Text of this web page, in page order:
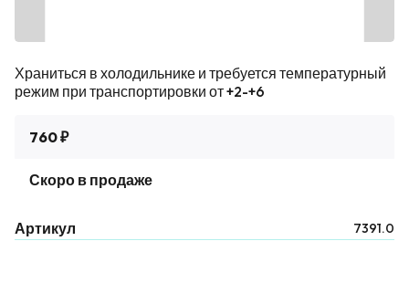
Храниться в холодильнике и требуется температурный
режим при транспортировки от +2-+6
760 ₽
Скоро в продаже
Артикул 7391.0